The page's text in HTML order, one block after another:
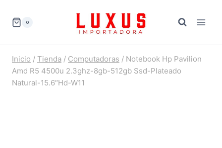
0
Inicio / Tienda / Computadoras / Notebook Hp Pavilion
Amd R5 4500u 2.3ghz-8gb-512gb Ssd-Plateado
Natural-15.6″Hd-W11